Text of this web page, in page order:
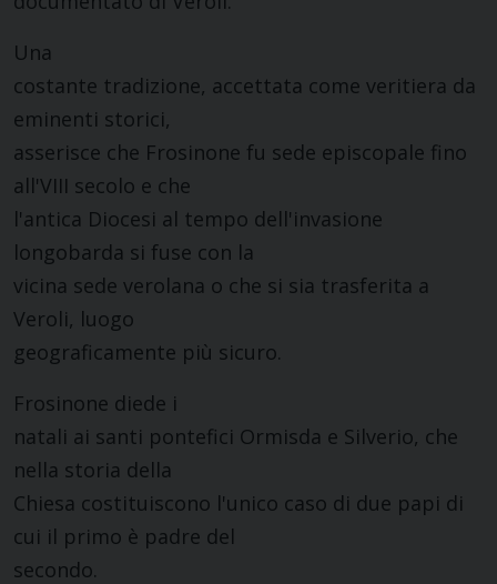
Una
costante tradizione, accettata come veritiera da
eminenti storici,
asserisce che Frosinone fu sede episcopale fino
all'VIII secolo e che
l'antica Diocesi al tempo dell'invasione
longobarda si fuse con la
vicina sede verolana o che si sia trasferita a
Veroli, luogo
geograficamente più sicuro.
Frosinone diede i
natali ai santi pontefici Ormisda e Silverio, che
nella storia della
Chiesa costituiscono l'unico caso di due papi di
cui il primo è padre del
secondo.